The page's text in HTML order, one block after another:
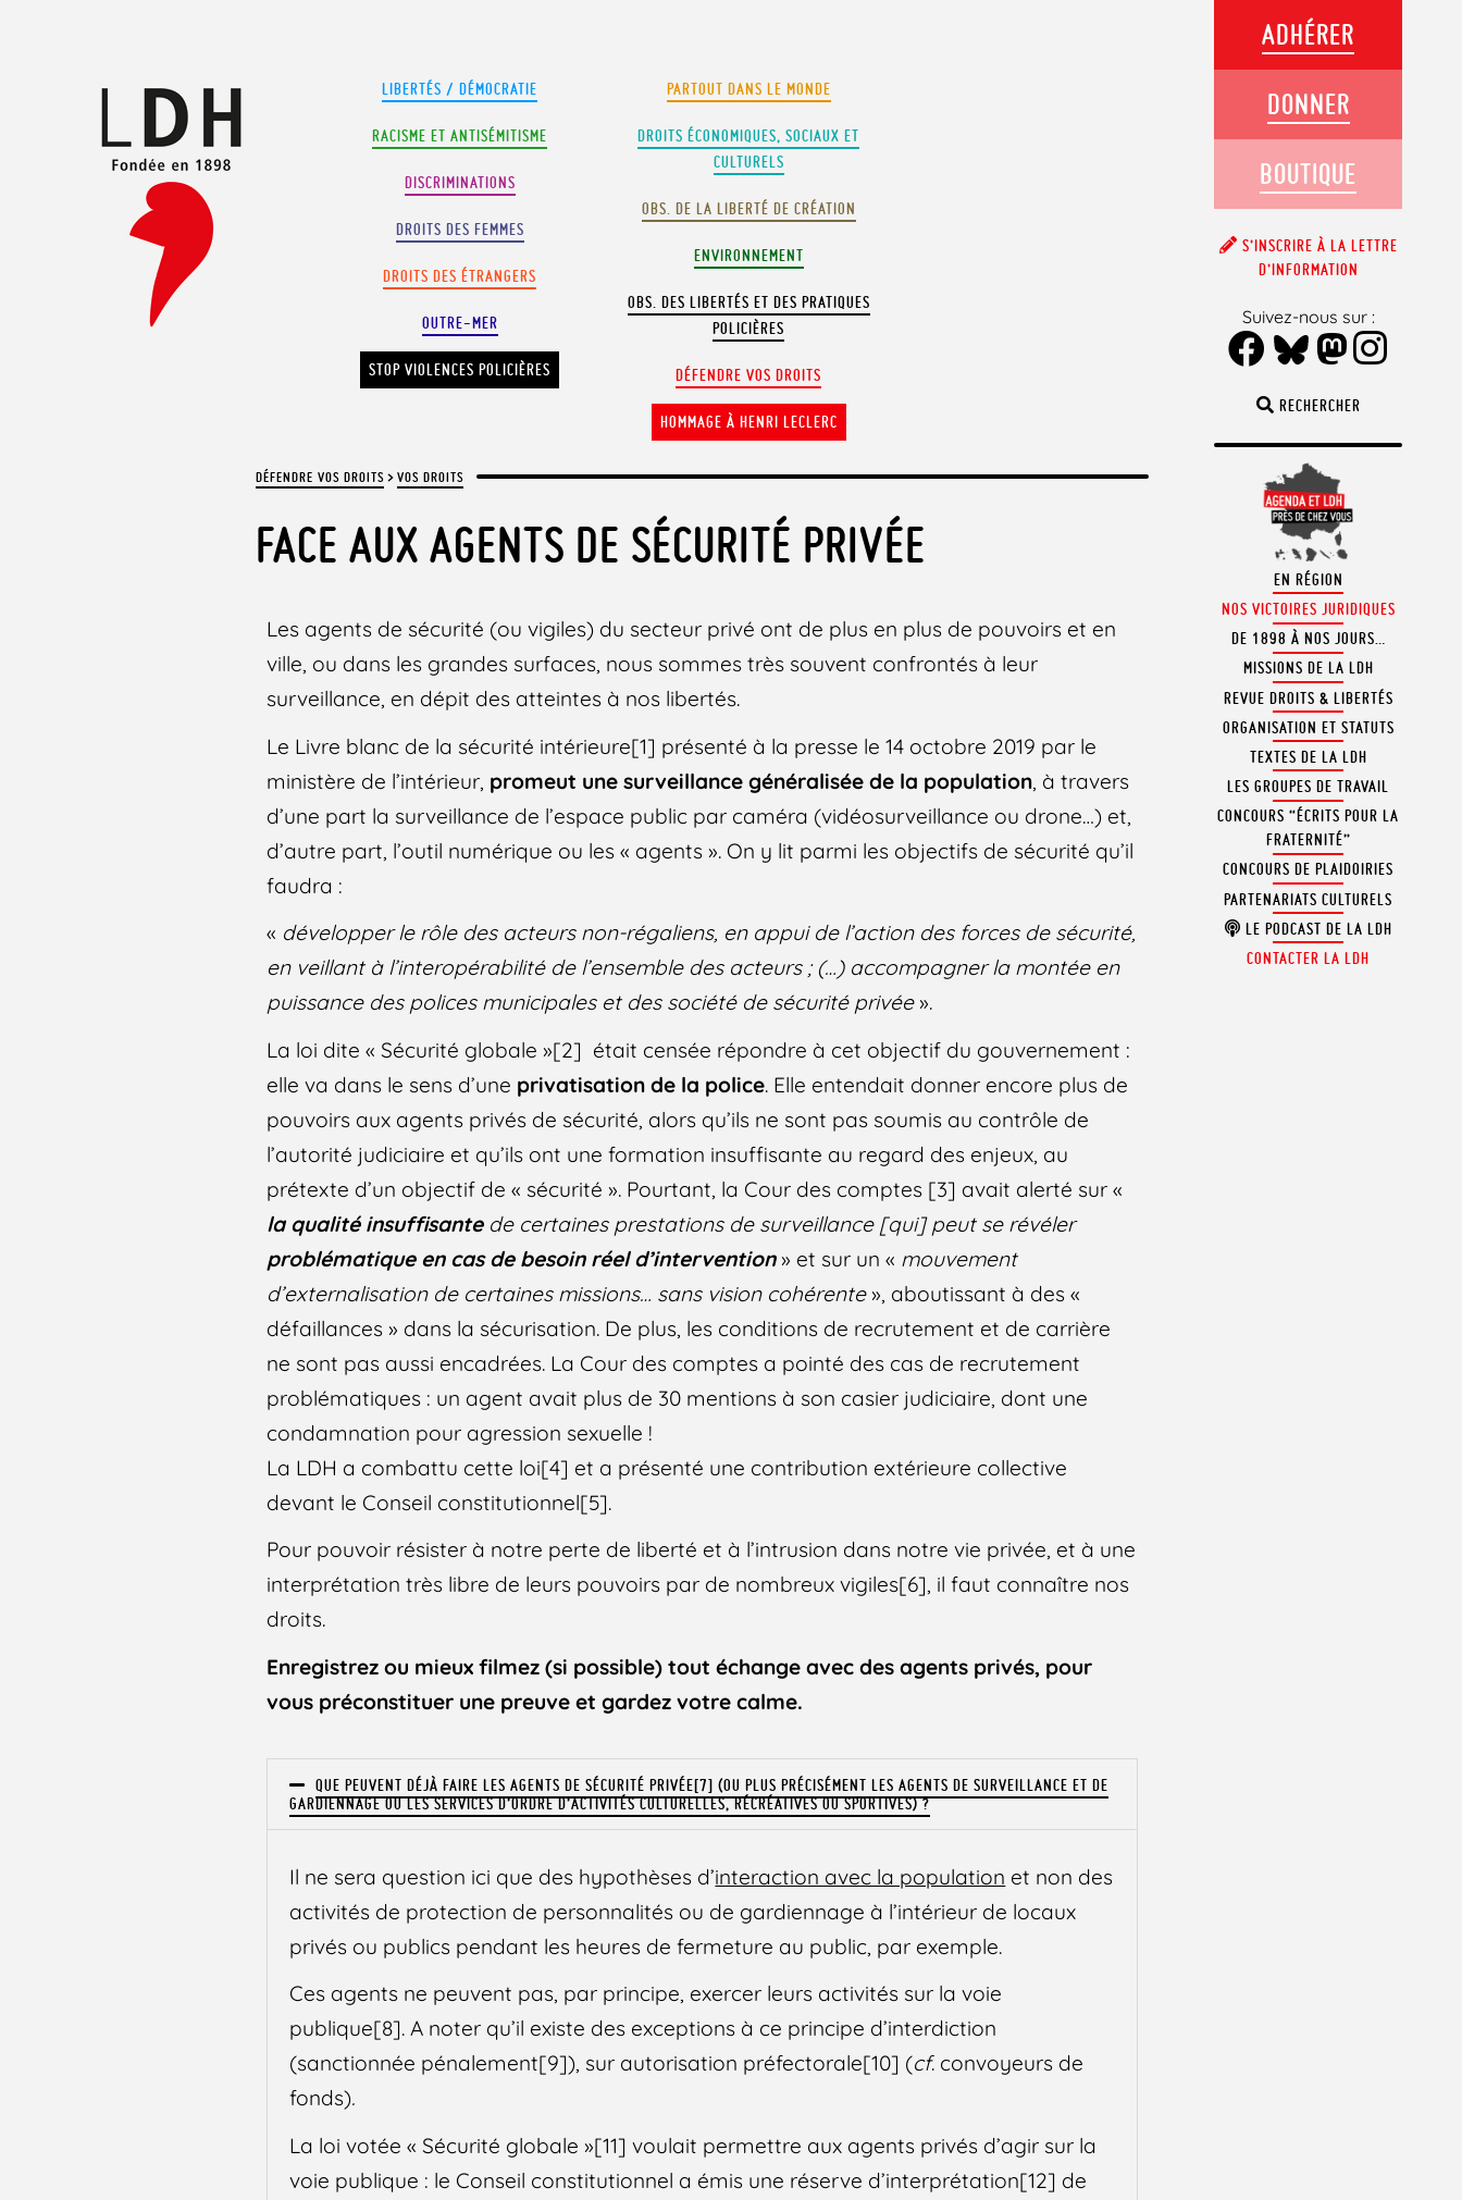
LIBERTÉS / DÉMOCRATIE
RACISME ET ANTISÉMITISME
DISCRIMINATIONS
DROITS DES FEMMES
DROITS DES ÉTRANGERS
OUTRE-MER
STOP VIOLENCES POLICIÈRES
PARTOUT DANS LE MONDE
DROITS ÉCONOMIQUES, SOCIAUX ET
CULTURELS
OBS. DE LA LIBERTÉ DE CRÉATION
ENVIRONNEMENT
OBS. DES LIBERTÉS ET DES PRATIQUES
POLICIÈRES
DÉFENDRE VOS DROITS
HOMMAGE À HENRI LECLERC
DÉFENDRE VOS DROITS>VOS DROITS
FACE AUX AGENTS DE SÉCURITÉ PRIVÉE
Les agents de sécurité (ou vigiles) du secteur privé ont de plus en plus de pouvoirs et en
ville, ou dans les grandes surfaces, nous sommes très souvent confrontés à leur
surveillance, en dépit des atteintes à nos libertés.
Le Livre blanc de la sécurité intérieure[1] présenté à la presse le 14 octobre 2019 par le
ministère de l’intérieur, promeut une surveillance généralisée de la population, à travers
d’une part la surveillance de l’espace public par caméra (vidéosurveillance ou drone…) et,
d’autre part, l’outil numérique ou les « agents ». On y lit parmi les objectifs de sécurité qu’il
faudra :
« développer le rôle des acteurs non-régaliens, en appui de l’action des forces de sécurité,
en veillant à l’interopérabilité de l’ensemble des acteurs ; (…) accompagner la montée en
puissance des polices municipales et des société de sécurité privée».
La loi dite « Sécurité globale »[2] était censée répondre à cet objectif du gouvernement :
elle va dans le sens d’une privatisation de la police. Elle entendait donner encore plus de
pouvoirs aux agents privés de sécurité, alors qu’ils ne sont pas soumis au contrôle de
l’autorité judiciaire et qu’ils ont une formation insuffisante au regard des enjeux, au
prétexte d’un objectif de « sécurité ». Pourtant, la Cour des comptes [3] avait alerté sur «
la qualité insuffisantede certaines prestations de surveillance [qui] peut se révéler
problématique en cas de besoin réel d’intervention » et sur un « mouvement
d’externalisation de certaines missions… sans vision cohérente», aboutissant à des «
défaillances » dans la sécurisation. De plus, les conditions de recrutement et de carrière
ne sont pas aussi encadrées. La Cour des comptes a pointé des cas de recrutement
problématiques : un agent avait plus de 30 mentions à son casier judiciaire, dont une
condamnation pour agression sexuelle !
La LDH a combattu cette loi[4] et a présenté une contribution extérieure collective
devant le Conseil constitutionnel[5].
Pour pouvoir résister à notre perte de liberté et à l’intrusion dans notre vie privée, et à une
interprétation très libre de leurs pouvoirs par de nombreux vigiles[6], il faut connaître nos
droits.
Enregistrez ou mieux filmez (si possible) tout échange avec des agents privés, pour
vous préconstituer une preuve et gardez votre calme.
QUE PEUVENT DÉJÀ FAIRE LES AGENTS DE SÉCURITÉ PRIVÉE[7] (OU PLUS PRÉCISÉMENT LES AGENTS DE SURVEILLANCE ET DE
GARDIENNAGE OU LES SERVICES D’ORDRE D’ACTIVITÉS CULTURELLES, RÉCRÉATIVES OU SPORTIVES) ?
Il ne sera question ici que des hypothèses d’interaction avec la population et non des
activités de protection de personnalités ou de gardiennage à l’intérieur de locaux
privés ou publics pendant les heures de fermeture au public, par exemple.
Ces agents ne peuvent pas, par principe, exercer leurs activités sur la voie
publique[8]. A noter qu’il existe des exceptions à ce principe d’interdiction
(sanctionnée pénalement[9]), sur autorisation préfectorale[10] (cf. convoyeurs de
fonds).
La loi votée « Sécurité globale »[11] voulait permettre aux agents privés d’agir sur la
voie publique : le Conseil constitutionnel a émis une réserve d’interprétation[12] de
RECHERCHER
EN RÉGION
NOS VICTOIRES JURIDIQUES
DE 1898 À NOS JOURS…
MISSIONS DE LA LDH
REVUE DROITS & LIBERTÉS
ORGANISATION ET STATUTS
TEXTES DE LA LDH
LES GROUPES DE TRAVAIL
CONCOURS “ÉCRITS POUR LA
FRATERNITÉ”
CONCOURS DE PLAIDOIRIES
PARTENARIATS CULTURELS
LE PODCAST DE LA LDH
CONTACTER LA LDH
ADHÉRER
DONNER
BOUTIQUE
S’INSCRIRE À LA LETTRE
D’INFORMATION
Suivez-nous sur :